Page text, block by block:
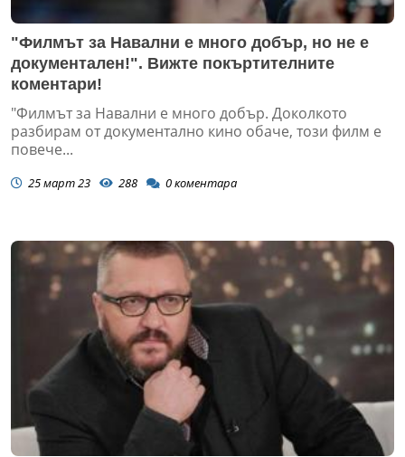
"Филмът за Навални е много добър, но не е
документален!". Вижте покъртителните
коментари!
"Филмът за Навални е много добър. Доколкото
разбирам от документално кино обаче, този филм е
повече...
25 март 23 288 0коментара